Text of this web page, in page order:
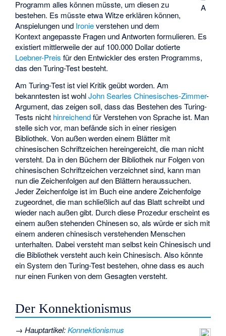
A
Programm alles können müsste, um diesen zu
bestehen. Es müsste etwa Witze erklären können,
Anspielungen und Ironieverstehen und dem
Kontext angepasste Fragen und Antworten formulieren. Es
existiert mittlerweile der auf 100.000 Dollar dotierte
Loebner-Preis für den Entwickler des ersten Programms,
das den Turing-Test besteht.
Am Turing-Test ist viel Kritik geübt worden. Am
bekanntesten ist wohlJohn Searles Chinesisches-Zimmer-
Argument, das zeigen soll, dass das Bestehen des Turing-
Tests nicht hinreichendfür Verstehen von Sprache ist. Man
stelle sich vor, man befände sich in einer riesigen
Bibliothek. Von außen werden einem Blätter mit
chinesischen Schriftzeichen hereingereicht, die man nicht
versteht. Da in den Büchern der Bibliothek nur Folgen von
chinesischen Schriftzeichen verzeichnet sind, kann man
nun die Zeichenfolgen auf den Blättern heraussuchen.
Jeder Zeichenfolge ist im Buch eine andere Zeichenfolge
zugeordnet, die man schließlich auf das Blatt schreibt und
wieder nach außen gibt. Durch diese Prozedur erscheint es
einem außen stehenden Chinesen so, als würde er sich mit
einem anderen chinesisch verstehenden Menschen
unterhalten. Dabei versteht man selbst kein Chinesisch und
die Bibliothek versteht auch kein Chinesisch. Also könnte
ein System den Turing-Test bestehen, ohne dass es auch
nur einen Funken von dem Gesagten versteht.
Der Konnektionismus
→Hauptartikel:Konnektionismus